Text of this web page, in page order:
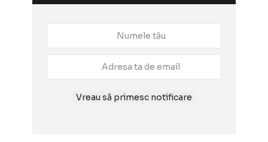
Vreau să primesc notificare